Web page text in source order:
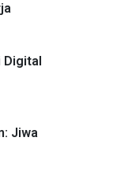
Digital
Jiwa